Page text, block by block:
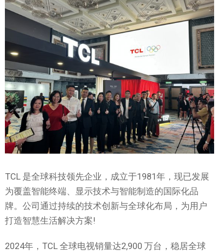
TCL 是全球科技领先企业，成立于1981年，现已发展
为覆盖智能终端、显示技术与智能制造的国际化品
牌。公司通过持续的技术创新与全球化布局，为用户
打造智慧生活解决方案!
2024年，TCL 全球电视销量达2,900 万台，稳居全球